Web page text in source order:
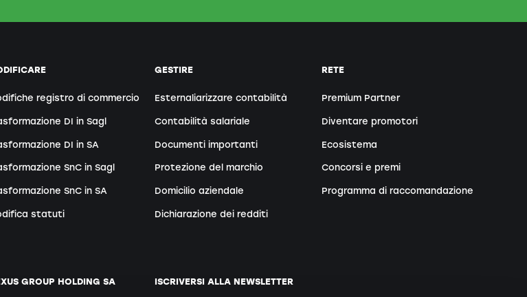
registro di commercio
DI in Sagl
DI in SA
SnC in Sagl
SnC in SA
statuti
GESTIRE
Esternaliarizzare contabilità
Contabilità salariale
Documenti importanti
Protezione del marchio
Domicilio aziendale
Dichiarazione dei redditi
RETE
Premium Partner
Diventare promotori
Ecosistema
Concorsi e premi
Programma di raccomandazione
GROUP HOLDING SA ISCRIVERSI ALLA NEWSLETTER